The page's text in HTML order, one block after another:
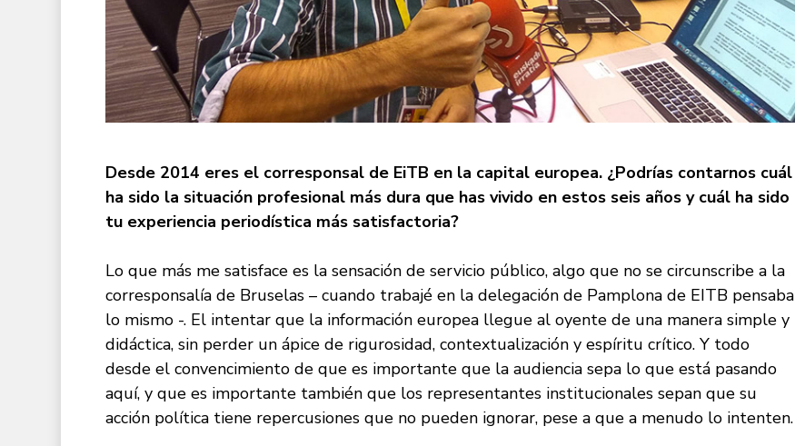
Desde 2014 eres el corresponsal de EiTB en la capital europea. ¿Podrías contarnos cuál
ha sido la situación profesional más dura que has vivido en estos seis años y cuál ha sido
tu experiencia periodística más satisfactoria?
Lo que más me satisface es la sensación de servicio público, algo que no se circunscribe a la
corresponsalía de Bruselas – cuando trabajé en la delegación de Pamplona de EITB pensaba
lo mismo -. El intentar que la información europea llegue al oyente de una manera simple y
didáctica, sin perder un ápice de rigurosidad, contextualización y espíritu crítico. Y todo
desde el convencimiento de que es importante que la audiencia sepa lo que está pasando
aquí, y que es importante también que los representantes institucionales sepan que su
acción política tiene repercusiones que no pueden ignorar, pese a que a menudo lo intenten.